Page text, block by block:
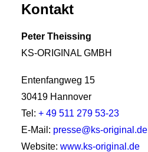
Kontakt
Peter Theissing
KS-ORIGINAL GMBH
Entenfangweg 15
30419 Hannover
Tel: + 49 511 279 53-23
E-Mail: presse@ks-original.de
Website: www.ks-original.de